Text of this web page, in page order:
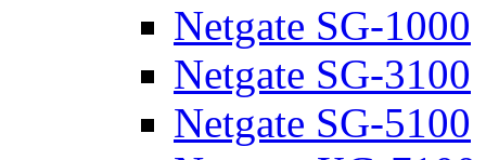
Netgate SG-1000
Netgate SG-3100
Netgate SG-5100